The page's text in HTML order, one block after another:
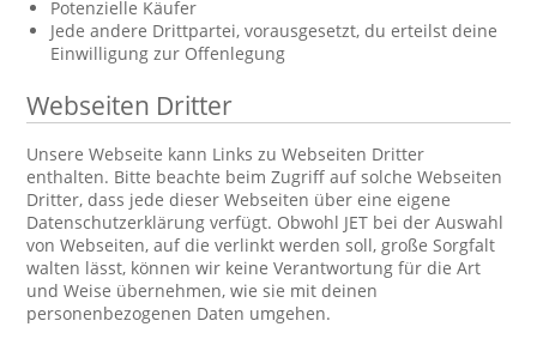
Potenzielle Käufer
Jede andere Drittpartei, vorausgesetzt, du erteilst deine
Einwilligung zur Offenlegung
Webseiten Dritter
Unsere Webseite kann Links zu Webseiten Dritter
enthalten. Bitte beachte beim Zugriff auf solche Webseiten
Dritter, dass jede dieser Webseiten über eine eigene
Datenschutzerklärung verfügt. Obwohl JET bei der Auswahl
von Webseiten, auf die verlinkt werden soll, große Sorgfalt
walten lässt, können wir keine Verantwortung für die Art
und Weise übernehmen, wie sie mit deinen
personenbezogenen Daten umgehen.